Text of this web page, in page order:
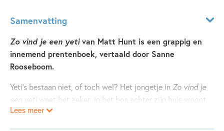
Samenvatting
Zo vind je een yetivan Matt Hunt is een grappig en
innemend prentenboek, vertaald door Sanne
Rooseboom.
Yeti’s bestaan niet, of toch wel? Het jongetje in Zo vind je
een yeti weet het zeker: in het bos achter zijn huis woont
een yeti! Hij is een echte yeti-kenner, hij weet alles over
Lees meer